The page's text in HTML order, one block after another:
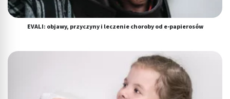
EVALI: objawy, przyczyny i leczenie choroby od e-papierosów